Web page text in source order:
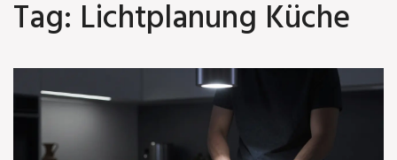
Tag: Lichtplanung Küche